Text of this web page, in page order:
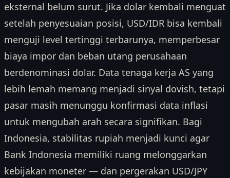
eksternal belum surut. Jika dolar kembali menguat
setelah penyesuaian posisi, USD/IDR bisa kembali
menguji level tertinggi terbarunya, memperbesar
biaya impor dan beban utang perusahaan
berdenominasi dolar. Data tenaga kerja AS yang
lebih lemah memang menjadi sinyal dovish, tetapi
pasar masih menunggu konfirmasi data inflasi
untuk mengubah arah secara signifikan. Bagi
Indonesia, stabilitas rupiah menjadi kunci agar
Bank Indonesia memiliki ruang melonggarkan
kebijakan moneter — dan pergerakan USD/JPY